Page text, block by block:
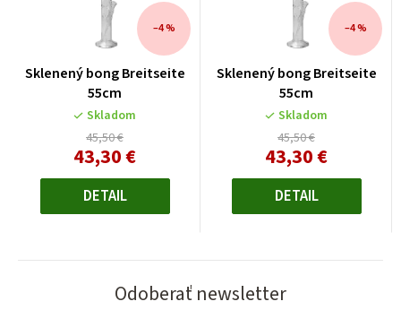
Sklenený bong Breitseite
55cm
Skladom
45,50 €
–4 %
43,30 €
DETAIL
Sklenený bong Breitseite
55cm
Skladom
45,50 €
–4 %
43,30 €
DETAIL
Odoberať newsletter